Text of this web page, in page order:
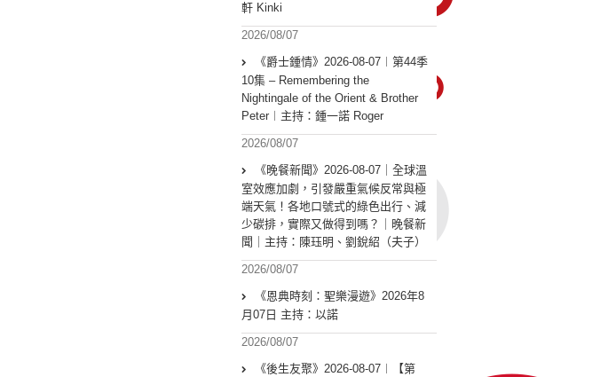
軒 Kinki
2026/08/07
《爵士鍾情》2026-08-07︱第44季
10集 – Remembering the
Nightingale of the Orient & Brother
Peter︱主持：鍾一諾 Roger
2026/08/07
《晚餐新聞》2026-08-07｜全球溫
室效應加劇，引發嚴重氣候反常與極
端天氣！各地口號式的綠色出行、減
少碳排，實際又做得到嗎？｜晚餐新
聞｜主持：陳珏明、劉銳紹（夫子）
2026/08/07
《恩典時刻：聖樂漫遊》2026年8
月07日 主持：以諾
2026/08/07
《後生友聚》2026-08-07︱【第